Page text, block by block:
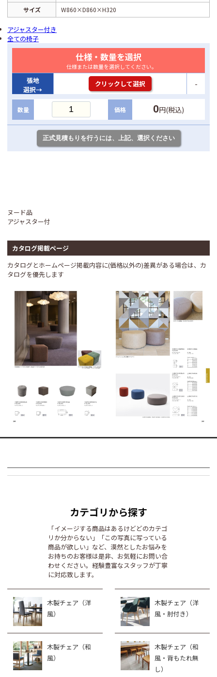
サイズ
W860×D860×H320
アジャスター付き
全ての椅子
仕様・数量を選択
仕様または数量を選択してください。
張地
選択→
クリックして選択 -
数量 価格 0円(税込)
ヌード品
アジャスター付
カタログ掲載ページ
カタログとホームページ掲載内容に(価格以外の)差異がある場合は、カ
タログを優先します
カテゴリから探す
「イメージする商品はあるけどどのカテゴ
リか分からない」「この写真に写っている
商品が欲しい」など、漠然としたお悩みを
お持ちのお客様は是非、お気軽にお問い合
わせください。経験豊富なスタッフが丁寧
に対応致します。
木製チェア（洋
風）
木製チェア（洋
風・肘付き）
木製チェア（和
風）
木製チェア（和
風・背もたれ無
し）